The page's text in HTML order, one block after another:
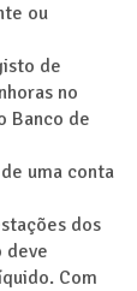
ou
de
no
Banco de
uma conta
dos
deve
Com